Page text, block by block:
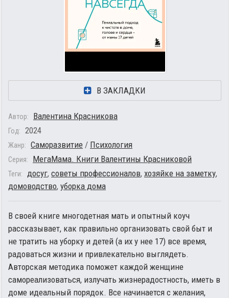
В ЗАКЛАДКИ
Автор: Валентина Красникова
Год: 2024
Жанр: Саморазвитие / Психология
Серия: МегаМама. Книги Валентины Красниковой
Теги: досуг, советы профессионалов, хозяйке на заметку,
домоводство, уборка дома
В своей книге многодетная мать и опытный коуч
рассказывает, как правильно организовать свой быт и
не тратить на уборку и детей (а их у нее 17) все время,
радоваться жизни и привлекательно выглядеть.
Авторская методика поможет каждой женщине
самореализоваться, излучать жизнерадостность, иметь в
доме идеальный порядок. Все начинается с желания,